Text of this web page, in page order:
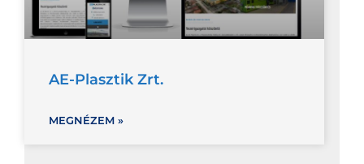
AE-Plasztik Zrt.
MEGNÉZEM »